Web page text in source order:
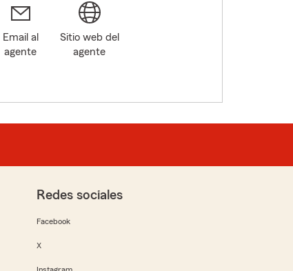
Email al
agente
Sitio web del
agente
Redes sociales
Facebook
X